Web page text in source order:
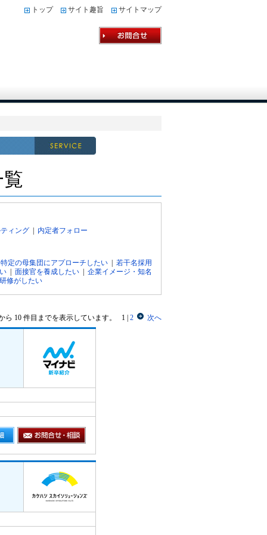
トップ サイト趣旨 サイトマップ
ィング 内定者フォロー
特定の母集団にアプローチしたい
若干名採用
面接官を養成したい
企業イメージ・知名
修がしたい
ら 10 件目までを表示しています。 1 2 次へ